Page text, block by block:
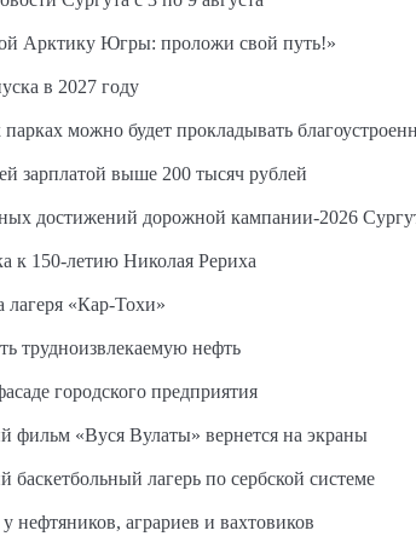
Арктику Югры: проложи свой путь!»
в 2027 году
можно будет прокладывать
зарплатой выше 200 тысяч рублей
достижений дорожной кампании-2026
к 150-летию Николая Рериха
лагеря «Кар-Тохи»
трудноизвлекаемую нефть
городского предприятия
фильм «Вуся Вулаты» вернется на экраны
лагерь по сербской системе
аграриев и вахтовиков